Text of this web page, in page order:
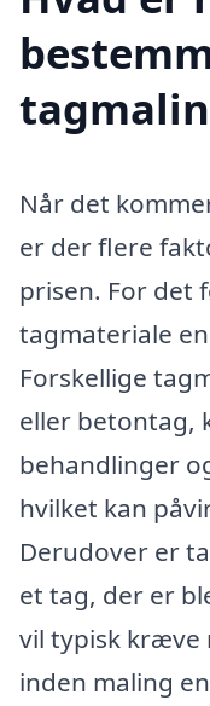
Når det
er der flere
prisen. For det
tagmateriale
Forskellige
eller betontag,
behandlinger
hvilket kan
Derudover er
et tag, der er
vil typisk kræve
inden maling